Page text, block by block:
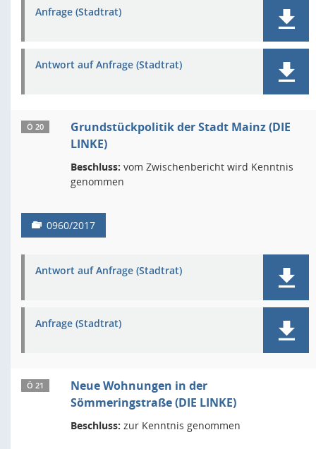
Anfrage (Stadtrat)
Antwort auf Anfrage (Stadtrat)
Ö 20
Grundstückpolitik der Stadt Mainz (DIE
LINKE)
Beschluss: vom Zwischenbericht wird Kenntnis
genommen
0960/2017
Antwort auf Anfrage (Stadtrat)
Anfrage (Stadtrat)
Ö 21
Neue Wohnungen in der
Sömmeringstraße (DIE LINKE)
Beschluss: zur Kenntnis genommen